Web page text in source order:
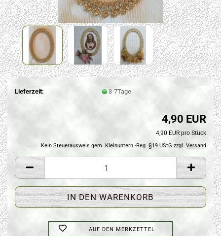
Lieferzeit: 3-7Tage
4,90 EUR
4,90 EUR pro Stück
Kein Steuerausweis gem. Kleinuntern.-Reg. §19 UStG zzgl. Versand
AUF DEN MERKZETTEL